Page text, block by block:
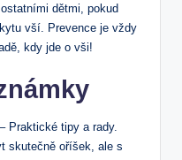
dětmi, pokud
vší. Prevence je vždy
kdy jde o vši!
Praktické tipy a rady.
skutečně oříšek, ale s